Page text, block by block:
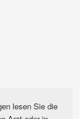
lesen Sie die